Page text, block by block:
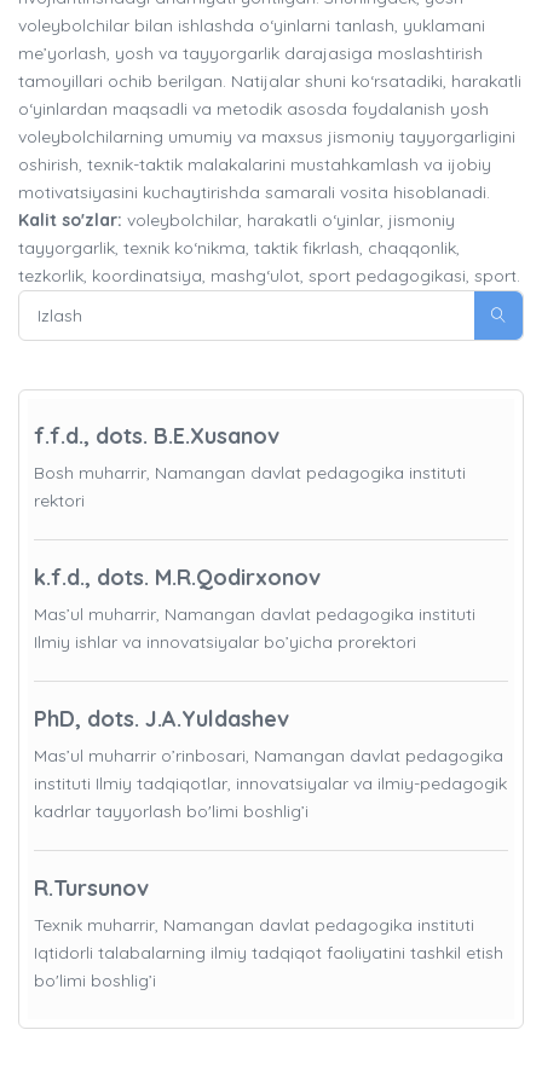
voleybolchilar bilan ishlashda o‘yinlarni tanlash, yuklamani
me’yorlash, yosh va tayyorgarlik darajasiga moslashtirish
tamoyillari ochib berilgan. Natijalar shuni ko‘rsatadiki, harakatli
o‘yinlardan maqsadli va metodik asosda foydalanish yosh
voleybolchilarning umumiy va maxsus jismoniy tayyorgarligini
oshirish, texnik-taktik malakalarini mustahkamlash va ijobiy
motivatsiyasini kuchaytirishda samarali vosita hisoblanadi.
Kalit so'zlar: voleybolchilar, harakatli o‘yinlar, jismoniy
tayyorgarlik, texnik ko‘nikma, taktik fikrlash, chaqqonlik,
tezkorlik, koordinatsiya, mashg‘ulot, sport pedagogikasi, sport.
f.f.d., dots. B.E.Xusanov
Bosh muharrir, Namangan davlat pedagogika instituti
rektori
k.f.d., dots. M.R.Qodirxonov
Mas’ul muharrir, Namangan davlat pedagogika instituti
Ilmiy ishlar va innovatsiyalar bo’yicha prorektori
PhD, dots. J.A.Yuldashev
Mas’ul muharrir o’rinbosari, Namangan davlat pedagogika
instituti Ilmiy tadqiqotlar, innovatsiyalar va ilmiy-pedagogik
kadrlar tayyorlash bo'limi boshlig’i
R.Tursunov
Texnik muharrir, Namangan davlat pedagogika instituti
Iqtidorli talabalarning ilmiy tadqiqot faoliyatini tashkil etish
bo'limi boshlig’i